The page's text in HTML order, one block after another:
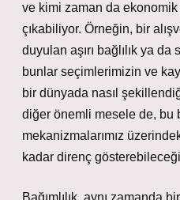
ve kimi zaman da ekonomik
çıkabiliyor. Örneğin, bir
duyulan aşırı bağlılık ya
bunlar seçimlerimizin ve
bir dünyada nasıl
diğer önemli mesele de, bu
mekanizmalarımız
kadar direnç
Bağımlılık, aynı zamanda